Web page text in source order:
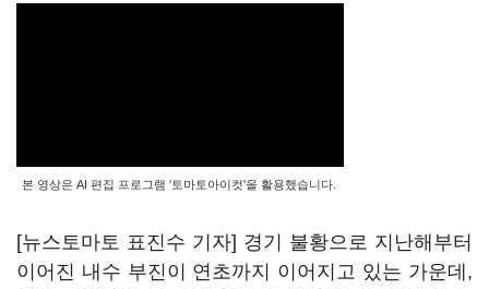
본 영상은 AI 편집 프로그램 '토마토아이컷'을 활용했습니다.
[뉴스토마토 표진수 기자] 경기 불황으로 지난해부터
이어진 내수 부진이 연초까지 이어지고 있는 가운데,